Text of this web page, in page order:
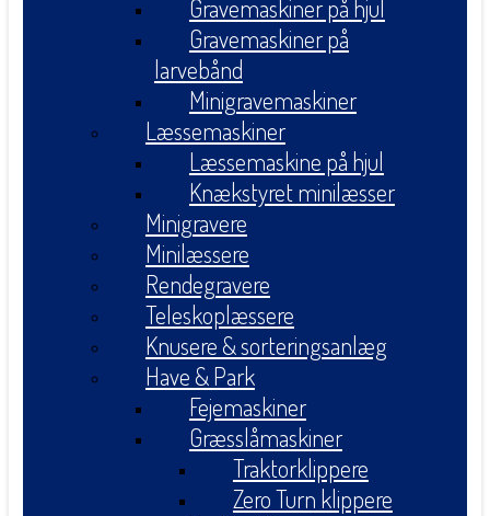
Gravemaskiner på hjul
Gravemaskiner på
larvebånd
Minigravemaskiner
Læssemaskiner
Læssemaskine på hjul
Knækstyret minilæsser
Minigravere
Minilæssere
Rendegravere
Teleskoplæssere
Knusere & sorteringsanlæg
Have & Park
Fejemaskiner
Græsslåmaskiner
Traktorklippere
Zero Turn klippere